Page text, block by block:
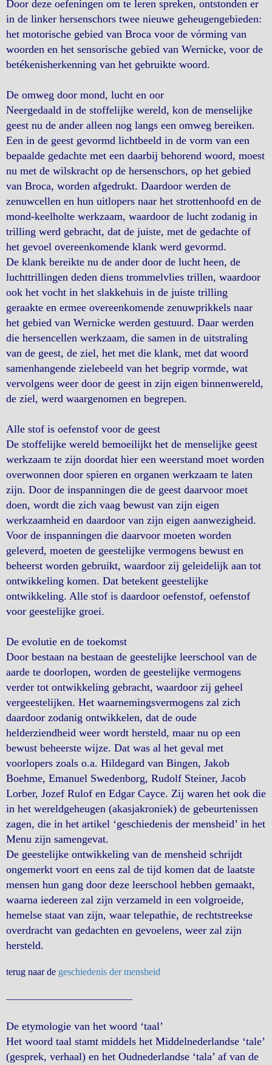
Door deze oefeningen om te leren spreken, ontstonden er
in de linker hersenschors twee nieuwe geheugengebieden:
het motorische gebied van Broca voor de vórming van
woorden en het sensorische gebied van Wernicke, voor de
betékenisherkenning van het gebruikte woord.
De omweg door mond, lucht en oor
Neergedaald in de stoffelijke wereld, kon de menselijke
geest nu de ander alleen nog langs een omweg bereiken.
Een in de geest gevormd lichtbeeld in de vorm van een
bepaalde gedachte met een daarbij behorend woord, moest
nu met de wilskracht op de hersenschors, op het gebied
van Broca, worden afgedrukt. Daardoor werden de
zenuwcellen en hun uitlopers naar het strottenhoofd en de
mond-keelholte werkzaam, waardoor de lucht zodanig in
trilling werd gebracht, dat de juiste, met de gedachte of
het gevoel overeenkomende klank werd gevormd.
De klank bereikte nu de ander door de lucht heen, de
luchttrillingen deden diens trommelvlies trillen, waardoor
ook het vocht in het slakkehuis in de juiste trilling
geraakte en ermee overeenkomende zenuwprikkels naar
het gebied van Wernicke werden gestuurd. Daar werden
die hersencellen werkzaam, die samen in de uitstraling
van de geest, de ziel, het met die klank, met dat woord
samenhangende zielebeeld van het begrip vormde, wat
vervolgens weer door de geest in zijn eigen binnenwereld,
de ziel, werd waargenomen en begrepen.
Alle stof is oefenstof voor de geest
De stoffelijke wereld bemoeilijkt het de menselijke geest
werkzaam te zijn doordat hier een weerstand moet worden
overwonnen door spieren en organen werkzaam te laten
zijn. Door de inspanningen die de geest daarvoor moet
doen, wordt die zich vaag bewust van zijn eigen
werkzaamheid en daardoor van zijn eigen aanwezigheid.
Voor de inspanningen die daarvoor moeten worden
geleverd, moeten de geestelijke vermogens bewust en
beheerst worden gebruikt, waardoor zij geleidelijk aan tot
ontwikkeling komen. Dat betekent geestelijke
ontwikkeling. Alle stof is daardoor oefenstof, oefenstof
voor geestelijke groei.
De evolutie en de toekomst
Door bestaan na bestaan de geestelijke leerschool van de
aarde te doorlopen, worden de geestelijke vermogens
verder tot ontwikkeling gebracht, waardoor zij geheel
vergeestelijken. Het waarnemingsvermogens zal zich
daardoor zodanig ontwikkelen, dat de oude
helderziendheid weer wordt hersteld, maar nu op een
bewust beheerste wijze. Dat was al het geval met
voorlopers zoals o.a. Hildegard van Bingen, Jakob
Boehme, Emanuel Swedenborg, Rudolf Steiner, Jacob
Lorber, Jozef Rulof en Edgar Cayce. Zij waren het ook die
in het wereldgeheugen (akasjakroniek) de gebeurtenissen
zagen, die in het artikel ‘geschiedenis der mensheid’ in het
Menu zijn samengevat.
De geestelijke ontwikkeling van de mensheid schrijdt
ongemerkt voort en eens zal de tijd komen dat de laatste
mensen hun gang door deze leerschool hebben gemaakt,
waarna iedereen zal zijn verzameld in een volgroeide,
hemelse staat van zijn, waar telepathie, de rechtstreekse
overdracht van gedachten en gevoelens, weer zal zijn
hersteld.
terug naar de geschiedenis der mensheid
—————————————
De etymologie van het woord ‘taal’
Het woord taal stamt middels het Middelnederlandse ‘tale’
(gesprek, verhaal) en het Oudnederlandse ‘tala’ af van de